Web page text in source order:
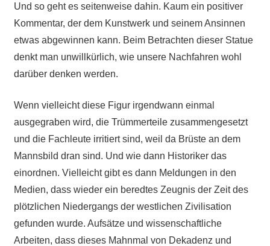
Und so geht es seitenweise dahin. Kaum ein positiver
Kommentar, der dem Kunstwerk und seinem Ansinnen
etwas abgewinnen kann. Beim Betrachten dieser Statue
denkt man unwillkürlich, wie unsere Nachfahren wohl
darüber denken werden.
Wenn vielleicht diese Figur irgendwann einmal
ausgegraben wird, die Trümmerteile zusammengesetzt
und die Fachleute irritiert sind, weil da Brüste an dem
Mannsbild dran sind. Und wie dann Historiker das
einordnen. Vielleicht gibt es dann Meldungen in den
Medien, dass wieder ein beredtes Zeugnis der Zeit des
plötzlichen Niedergangs der westlichen Zivilisation
gefunden wurde. Aufsätze und wissenschaftliche
Arbeiten, dass dieses Mahnmal von Dekadenz und